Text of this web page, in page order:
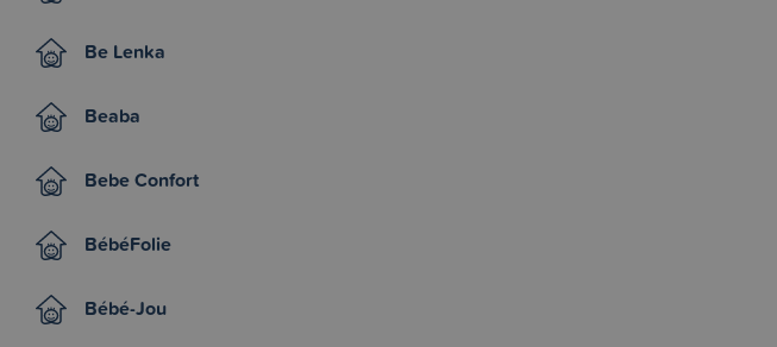
Be Lenka
Beaba
Bebe Confort
BébéFolie
Bébé-Jou